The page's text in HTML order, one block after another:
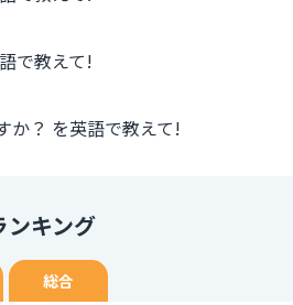
で教えて!
か？ を英語で教えて!
ンキング
総合